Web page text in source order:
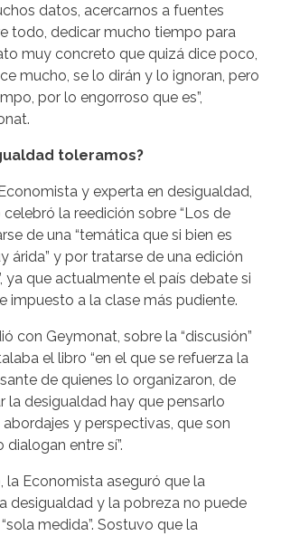
datos, acercarnos a fuentes
todo, dedicar mucho tiempo para
muy concreto que quizá dice poco,
mucho, se lo dirán y lo ignoran, pero
por lo engorroso que es”,
toleramos?
y experta en desigualdad,
la reedición sobre “Los de
de una “temática que si bien es
árida” y por tratarse de una edición
ya que actualmente el país debate si
impuesto a la clase más pudiente.
con Geymonat, sobre la “discusión”
el libro “en el que se refuerza la
de quienes lo organizaron, de
la desigualdad hay que pensarlo
y perspectivas, que son
entre sí”.
la Economista aseguró que la
desigualdad y la pobreza no puede
medida”. Sostuvo que la